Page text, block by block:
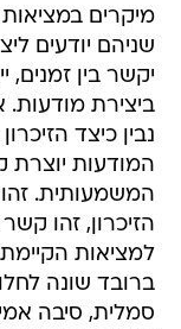
מיקרים
שניהם יודעים
יקשר בין זמנים,
ביצירת
נבין כיצד
המודעות יוצרת
המשמעותית.
הזיכרון, זהו
למציאות
ברובד שונה
סמלית, סיבה